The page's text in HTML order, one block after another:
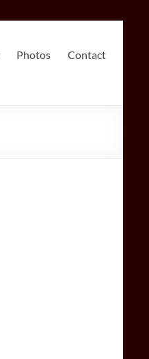
Photos Contact